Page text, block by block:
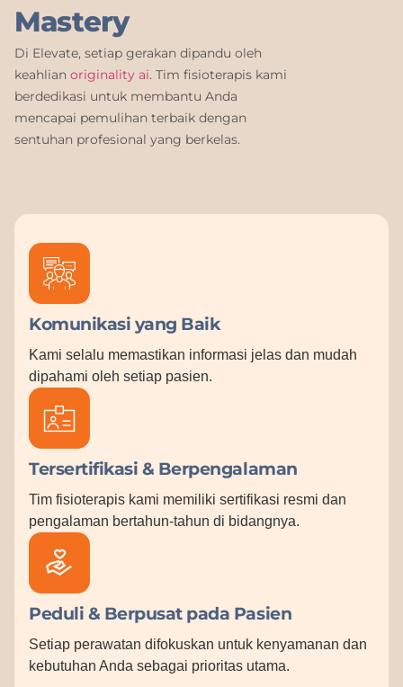
Mastery
Di Elevate, setiap gerakan dipandu oleh
keahlian originality ai. Tim fisioterapis kami
berdedikasi untuk membantu Anda
mencapai pemulihan terbaik dengan
sentuhan profesional yang berkelas.
Komunikasi yang Baik
Kami selalu memastikan informasi jelas dan mudah
dipahami oleh setiap pasien.
Tersertifikasi & Berpengalaman
Tim fisioterapis kami memiliki sertifikasi resmi dan
pengalaman bertahun-tahun di bidangnya.
Peduli & Berpusat pada Pasien
Setiap perawatan difokuskan untuk kenyamanan dan
kebutuhan Anda sebagai prioritas utama.